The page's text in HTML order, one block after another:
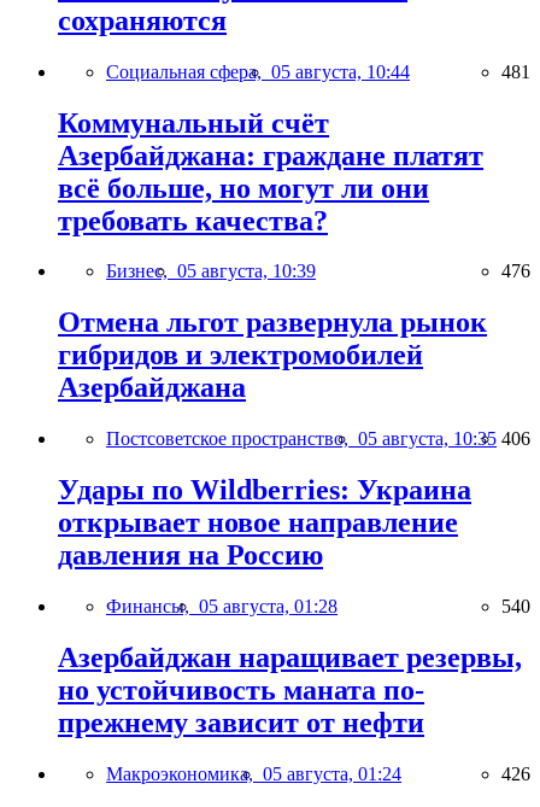
сохраняются
Социальная сфера, 05 августа, 10:44 481
Коммунальный счёт
Азербайджана: граждане платят
всё больше, но могут ли они
требовать качества?
Бизнес, 05 августа, 10:39 476
Отмена льгот развернула рынок
гибридов и электромобилей
Азербайджана
Постсоветское пространство, 05 августа, 10:35 406
Удары по Wildberries: Украина
открывает новое направление
давления на Россию
Финансы, 05 августа, 01:28 540
Азербайджан наращивает резервы,
но устойчивость маната по-
прежнему зависит от нефти
Макроэкономика, 05 августа, 01:24 426